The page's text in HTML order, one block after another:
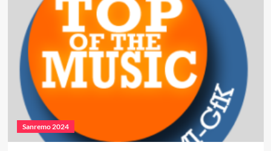
Der
vierte
Abend
Sanremo 2024